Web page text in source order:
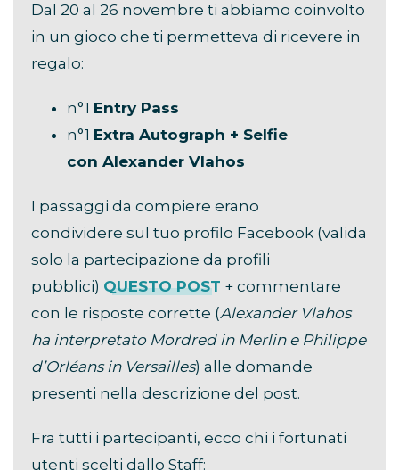
Dal 20 al 26 novembre ti abbiamo coinvolto
in un gioco che ti permetteva di ricevere in
regalo:
n°1 Entry Pass
n°1 Extra Autograph + Selfie
con Alexander Vlahos
I passaggi da compiere erano
condividere sul tuo profilo Facebook (valida
solo la partecipazione da profili
pubblici) QUESTO POST + commentare
con le risposte corrette (Alexander Vlahos
ha interpretato Mordred in Merlin e Philippe
d’Orléans in Versailles) alle domande
presenti nella descrizione del post.
Fra tutti i partecipanti, ecco chi i fortunati
utenti scelti dallo Staff: